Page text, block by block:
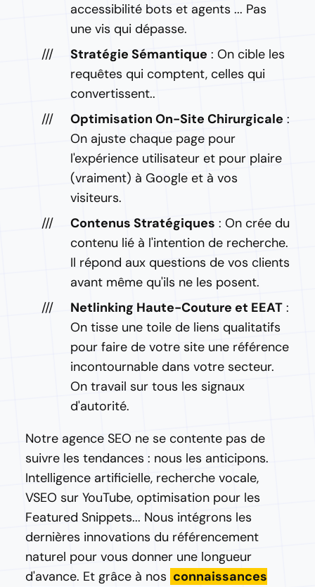
accessibilité bots et agents ... Pas
une vis qui dépasse.
Stratégie Sémantique : On cible les
requêtes qui comptent, celles qui
convertissent..
Optimisation On-Site Chirurgicale :
On ajuste chaque page pour
l'expérience utilisateur et pour plaire
(vraiment) à Google et à vos
visiteurs.
Contenus Stratégiques : On crée du
contenu lié à l'intention de recherche.
Il répond aux questions de vos clients
avant même qu'ils ne les posent.
Netlinking Haute-Couture et EEAT :
On tisse une toile de liens qualitatifs
pour faire de votre site une référence
incontournable dans votre secteur.
On travail sur tous les signaux
d'autorité.
Notre agence SEO ne se contente pas de
suivre les tendances : nous les anticipons.
Intelligence artificielle, recherche vocale,
VSEO sur YouTube, optimisation pour les
Featured Snippets... Nous intégrons les
dernières innovations du référencement
naturel pour vous donner une longueur
d'avance. Et grâce à nos connaissances